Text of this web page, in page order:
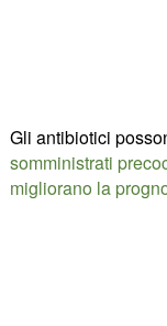
Gli antibiotici
somministrati
migliorano la